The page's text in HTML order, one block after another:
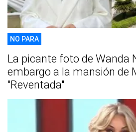
NO PARA
La picante foto de Wanda
embargo a la mansión de
"Reventada"